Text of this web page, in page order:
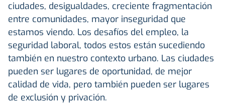
ciudades, desigualdades, creciente fragmentación
entre comunidades, mayor inseguridad que
estamos viendo. Los desafíos del empleo, la
seguridad laboral, todos estos están sucediendo
también en nuestro contexto urbano. Las ciudades
pueden ser lugares de oportunidad, de mejor
calidad de vida, pero también pueden ser lugares
de exclusión y privación.